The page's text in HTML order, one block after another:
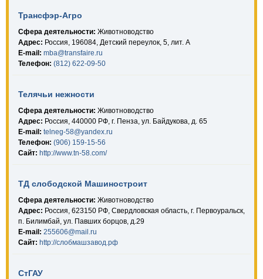
Трансфэр-Агро
Сфера деятельности: Животноводство
Адрес: Россия, 196084, Детский переулок, 5, лит. А
E-mail: mba@transfaire.ru
Телефон: (812) 622-09-50
Телячьи нежности
Сфера деятельности: Животноводство
Адрес: Россия, 440000 РФ, г. Пенза, ул. Байдукова, д. 65
E-mail: telneg-58@yandex.ru
Телефон: (906) 159-15-56
Сайт: http://www.tn-58.com/
ТД слободской Машиностроит
Сфера деятельности: Животноводство
Адрес: Россия, 623150 РФ, Свердловская область, г. Первоуральск,
п. Билимбай, ул. Павших борцов, д.29
E-mail: 255606@mail.ru
Сайт: http://слобмашзавод.рф
СтГАУ